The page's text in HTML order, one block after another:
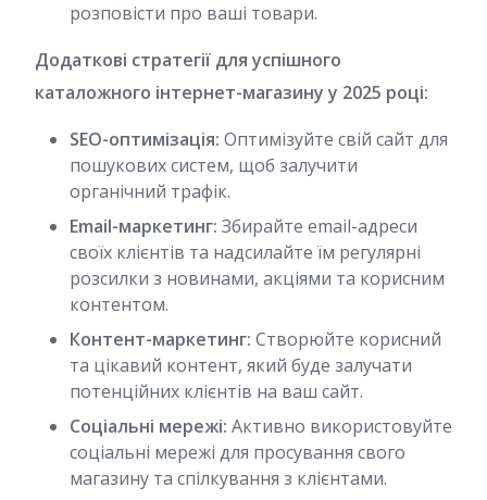
розповісти про ваші товари.
Додаткові стратегії для успішного
каталожного інтернет-магазину у 2025 році:
SEO-оптимізація: Оптимізуйте свій сайт для
пошукових систем, щоб залучити
органічний трафік.
Email-маркетинг: Збирайте email-адреси
своїх клієнтів та надсилайте їм регулярні
розсилки з новинами, акціями та корисним
контентом.
Контент-маркетинг: Створюйте корисний
та цікавий контент, який буде залучати
потенційних клієнтів на ваш сайт.
Соціальні мережі: Активно використовуйте
соціальні мережі для просування свого
магазину та спілкування з клієнтами.